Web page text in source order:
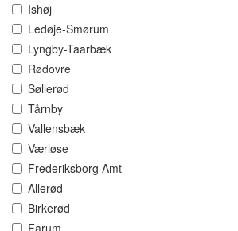
Ishøj
Ledøje-Smørum
Lyngby-Taarbæk
Rødovre
Søllerød
Tårnby
Vallensbæk
Værløse
Frederiksborg Amt
Allerød
Birkerød